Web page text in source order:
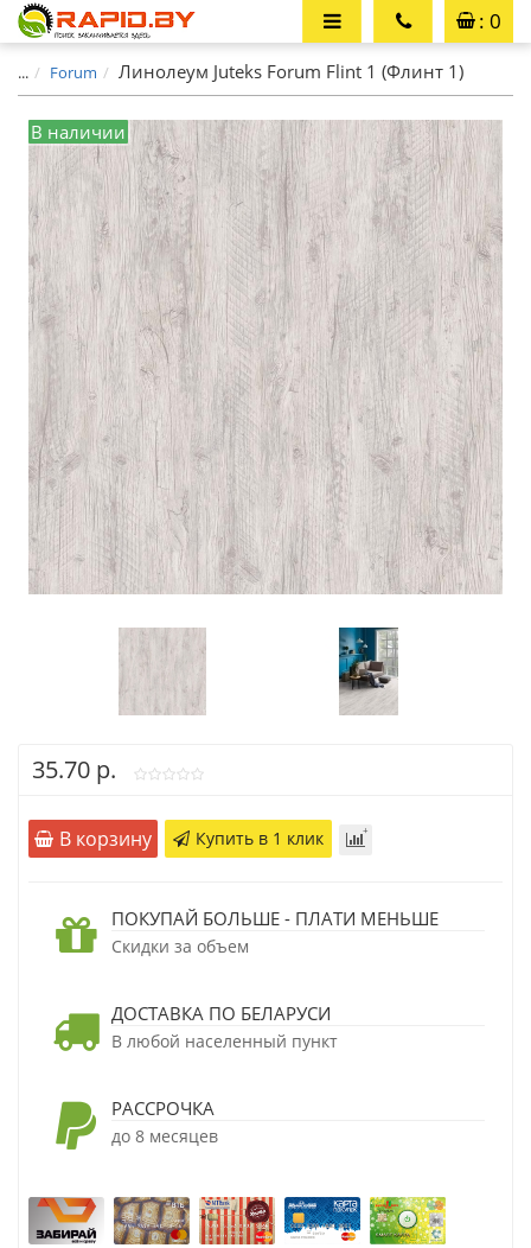
: 0
... Forum Линолеум Juteks Forum Flint 1 (Флинт 1)
В наличии
35.70 р.
В корзину Купить в 1 клик
ПОКУПАЙ БОЛЬШЕ - ПЛАТИ МЕНЬШЕ
Скидки за объем
ДОСТАВКА ПО БЕЛАРУСИ
В любой населенный пункт
РАССРОЧКА
до 8 месяцев